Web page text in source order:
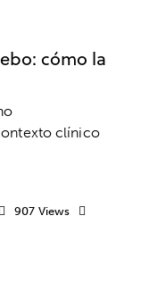
cómo la
clínico
907 Views